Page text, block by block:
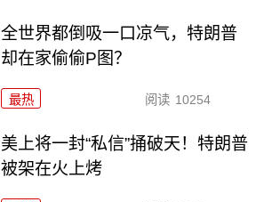
全世界都倒吸一口凉气，特朗普
却在家偷偷P图？
最热 阅读 10254
美上将一封“私信”捅破天！特朗普
被架在火上烤